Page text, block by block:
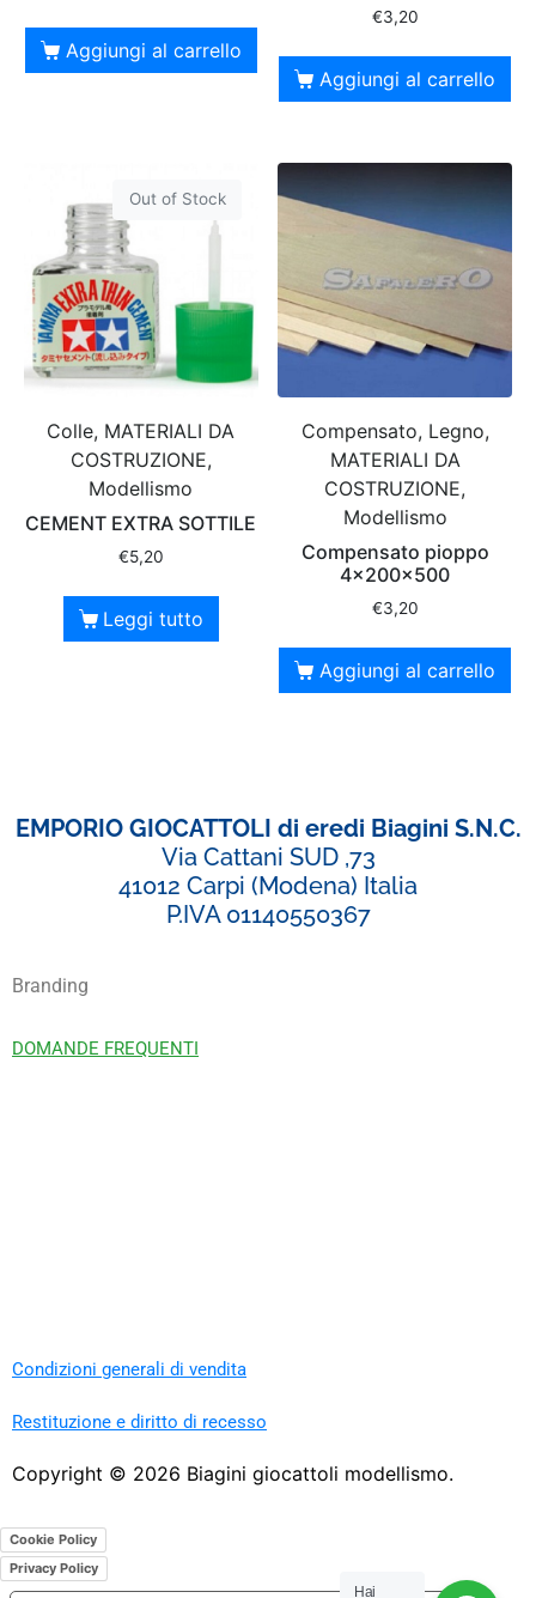
Aggiungi al carrello
€3,20
Aggiungi al carrello
Out of Stock
Colle, MATERIALI DA
COSTRUZIONE,
Modellismo
CEMENT EXTRA SOTTILE
€5,20
Leggi tutto
Compensato, Legno,
MATERIALI DA
COSTRUZIONE,
Modellismo
Compensato pioppo
4x200x500
€3,20
Aggiungi al carrello
EMPORIO GIOCATTOLI di eredi Biagini S.N.C.
Via Cattani SUD ,73
41012 Carpi (Modena) Italia
P.IVA 01140550367
Branding
DOMANDE FREQUENTI
Condizioni generali di vendita
Restituzione e diritto di recesso
Copyright © 2026 Biagini giocattoli modellismo.
Cookie Policy
Privacy Policy
Hai